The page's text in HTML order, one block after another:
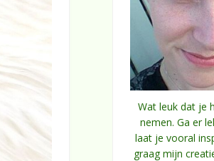
Wat leuk dat je
nemen. Ga er
laat je vooral
graag mijn